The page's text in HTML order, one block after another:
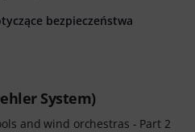
System)
and wind orchestras - Part 2
bezpieczeństwa